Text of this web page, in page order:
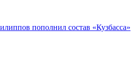
пополнил состав «Кузбасса»